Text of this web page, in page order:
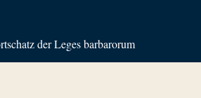
der Leges barbarorum